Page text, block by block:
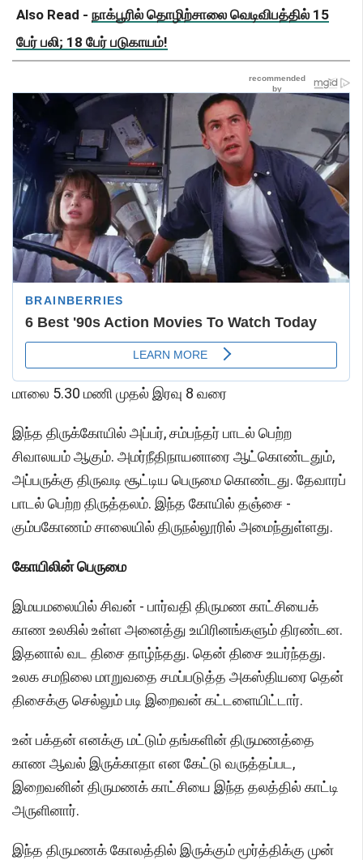
Also Read - நாக்பூரில் தொழிற்சாலை வெடிவிபத்தில் 15
பேர் பலி; 18 பேர் படுகாயம்!
மாலை 5.30 மணி முதல் இரவு 8 வரை
இந்த திருக்கோயில் அப்பர், சம்பந்தர் பாடல் பெற்ற
சிவாலயம் ஆகும். அமர்நீதிநாயனாரை ஆட்கொண்டதும்,
அப்பருக்கு திருவடி சூட்டிய பெருமை கொண்டது. தேவாரப்
பாடல் பெற்ற திருத்தலம். இந்த கோயில் தஞ்சை -
கும்பகோணம் சாலையில் திருநல்லூரில் அமைந்துள்ளது.
கோயிலின் பெருமை
இமயமலையில் சிவன் - பார்வதி திருமண காட்சியைக்
காண உலகில் உள்ள அனைத்து உயிரினங்களும் திரண்டன.
இதனால் வட திசை தாழ்ந்தது. தென் திசை உயர்ந்தது.
உலக சமநிலை மாறுவதை சமப்படுத்த அகஸ்தியரை தென்
திசைக்கு செல்லும் படி இறைவன் கட்டளையிட்டார்.
உன் பக்தன் எனக்கு மட்டும் தங்களின் திருமணத்தை
காண ஆவல் இருக்காதா என கேட்டு வருத்தப்பட,
இறைவனின் திருமணக் காட்சியை இந்த தலத்தில் காட்டி
அருளினார்.
இந்த திருமணக் கோலத்தில் இருக்கும் மூர்த்திக்கு முன்